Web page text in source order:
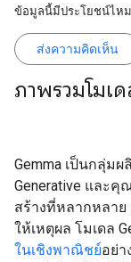
ข้อมูลนี้มีประโยชน์ไหม
ส่งความคิดเห็น
ภาพรวมโมเ
Gemma เป็นกลุ่
Generative และคุ
สร้างที่หลากหลาย
ให้เหตุผล โมเดล
ในเชิงพาณิชย์อย่